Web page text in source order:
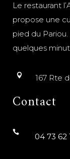
Le restaurant
propose une
pied du
quelques
167 Rte
Contact
04 73 62